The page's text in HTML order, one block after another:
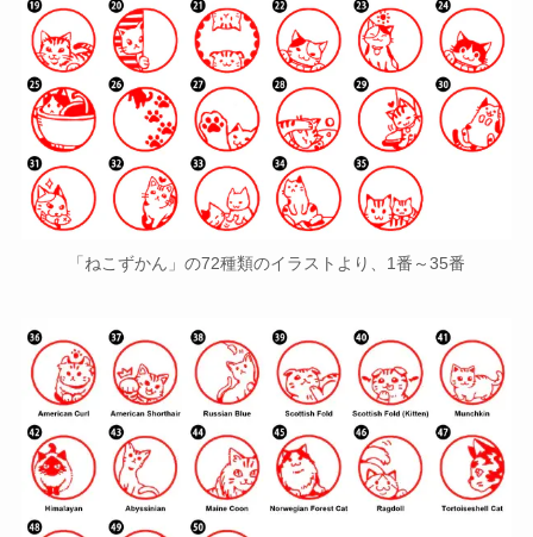
「ねこずかん」の72種類のイラストより、1番～35番